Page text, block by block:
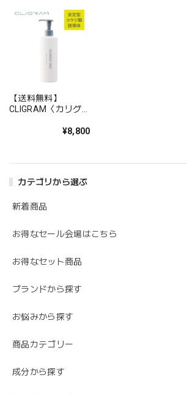
カテゴリから選ぶ
新着商品
お得なセール会場はこちら
お得なセット商品
ブランドから探す
お悩みから探す
商品カテゴリー
成分から探す
【送料無料】
CLIGRAM〈カリグ
BODY〈コジブライ
¥8,800